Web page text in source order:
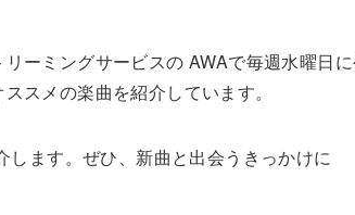
ーミングサービスの AWAで毎週水曜日
スメの楽曲を紹介しています。
ます。ぜひ、新曲と出会うきっかけに